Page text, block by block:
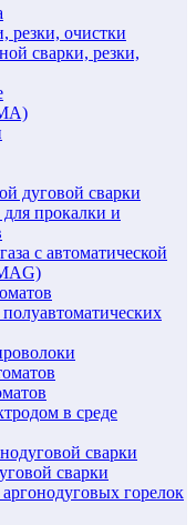
резки, очистки
сварки, резки,
дуговой сварки
прокалки и
с автоматической
в среде
сварки
сварки
горелок